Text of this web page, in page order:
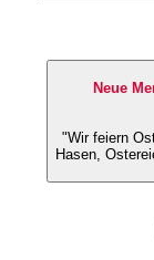
Neue
"Wir feiern Ostern!. Dieses Fest hat in der
Hasen,